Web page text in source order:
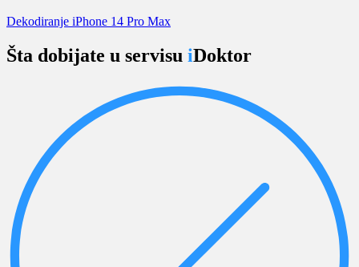
Dekodiranje iPhone 14 Pro Max
Šta dobijate u servisu iDoktor